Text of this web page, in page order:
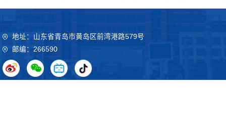
地址：山东省青岛市黄岛区前湾港路579号
邮编：266590